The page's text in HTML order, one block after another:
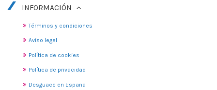
INFORMACIÓN
Términos y condiciones
Aviso legal
Política de cookies
Política de privacidad
Desguace en España